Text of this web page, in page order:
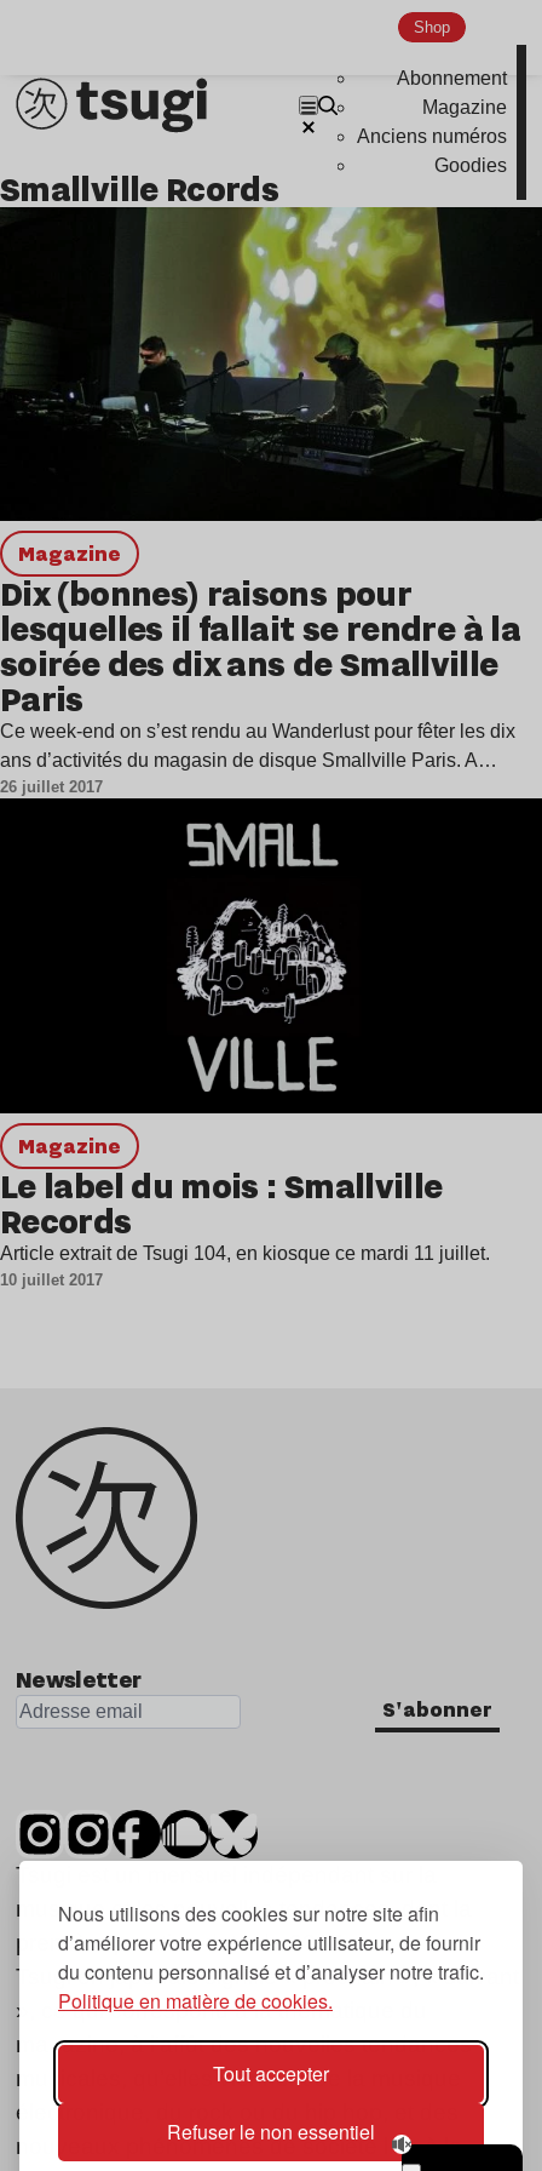
Nous utilisons des cookies sur notre site afin
d’améliorer votre expérience utilisateur, de fournir
du contenu personnalisé et d’analyser notre trafic.
Politique en matière de cookies.
Tout accepter
Refuser le non essentiel
Shop
Abonnement
Magazine
Anciens numéros
Goodies
Smallville Rcords
magazine
Dix (bonnes) raisons pour
lesquelles il fallait se rendre à la
soirée des dix ans de Smallville
Paris
Ce week-end on s’est rendu au Wanderlust pour fêter les dix
ans d’activités du magasin de disque Smallville Paris. A…
26 juillet 2017
magazine
Le label du mois : Smallville
Records
Article extrait de Tsugi 104, en kiosque ce mardi 11 juillet.
10 juillet 2017
Newsletter
S'abonner
Tsugi est un mensuel indépendant sur la
musique et les nouvelles tendances, dont la
première parution date de 2007.
Tsugi en japonais signifie « prochain », « suivant
», ce qui correspond à la thématique du
magazine, à l’affût des nouvelles tendances
musicales, qu’elles viennent de la musique
électronique, du rock ou du hip hop, et des
nouveaux phénomènes de société liés à la